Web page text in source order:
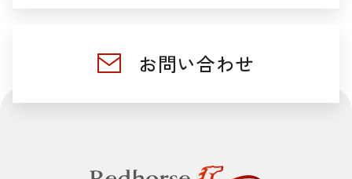
お問い合わせ